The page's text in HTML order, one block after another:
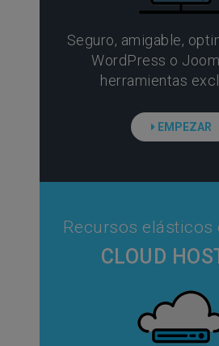
Seguro, amigable,
WordPress o
herramientas
EMPEZAR
Recursos elásticos
CLOUD